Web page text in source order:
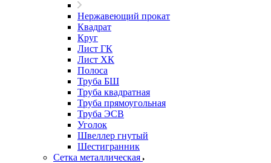
Нержавеющий прокат
Квадрат
Круг
Лист ГК
Лист ХК
Полоса
Труба БШ
Труба квадратная
Труба прямоугольная
Труба ЭСВ
Уголок
Швеллер гнутый
Шестигранник
Сетка металлическая